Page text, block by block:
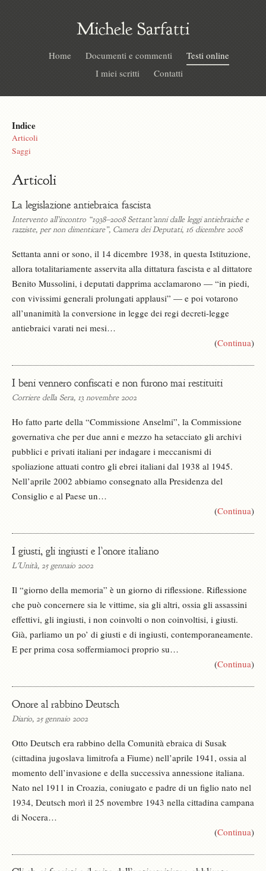
Michele Sarfatti
Home Documenti e commenti
Testi online
I miei scritti
Contatti
Indice
Articoli
Saggi
Articoli
La legislazione antiebraica fascista
Intervento all’incontro “1938–2008 Settant’anni dalle leggi antiebraiche e
razziste, per non dimenticare”, Camera dei Deputati, 16 dicembre 2008
Settanta anni or sono, il 14 dicembre 1938, in questa Istituzione,
allora totalitariamente asservita alla dittatura fascista e al dittatore
Benito Mussolini, i deputati dapprima acclamarono — “in piedi,
con vivissimi generali prolungati applausi” — e poi votarono
all’unanimità la conversione in legge dei regi decreti-legge
antiebraici varati nei mesi…
(Continua)
I beni vennero confiscati e non furono mai restituiti
Corriere della Sera, 13 novembre 2002
Ho fatto parte della “Commissione Anselmi”, la Commissione
governativa che per due anni e mezzo ha setacciato gli archivi
pubblici e privati italiani per indagare i meccanismi di
spoliazione attuati contro gli ebrei italiani dal 1938 al 1945.
Nell’aprile 2002 abbiamo consegnato alla Presidenza del
Consiglio e al Paese un…
(Continua)
I giusti, gli ingiusti e l’onore italiano
L'Unità, 25 gennaio 2002
Il “giorno della memoria” è un giorno di riflessione. Riflessione
che può concernere sia le vittime, sia gli altri, ossia gli assassini
effettivi, gli ingiusti, i non coinvolti o non coinvoltisi, i giusti.
Già, parliamo un po’ di giusti e di ingiusti, contemporaneamente.
E per prima cosa soffermiamoci proprio su…
(Continua)
Onore al rabbino Deutsch
Diario, 25 gennaio 2002
Otto Deutsch era rabbino della Comunità ebraica di Susak
(cittadina jugoslava limitrofa a Fiume) nell’aprile 1941, ossia al
momento dell’invasione e della successiva annessione italiana.
Nato nel 1911 in Croazia, coniugato e padre di un figlio nato nel
1934, Deutsch morì il 25 novembre 1943 nella cittadina campana
di Nocera…
(Continua)